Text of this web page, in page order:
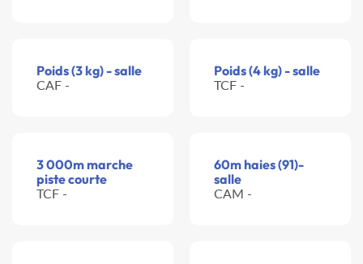
Poids (3 kg) - salle
CAF -
Poids (4 kg) - salle
TCF -
3 000m marche
piste courte
TCF -
60m haies (91)-
salle
CAM -